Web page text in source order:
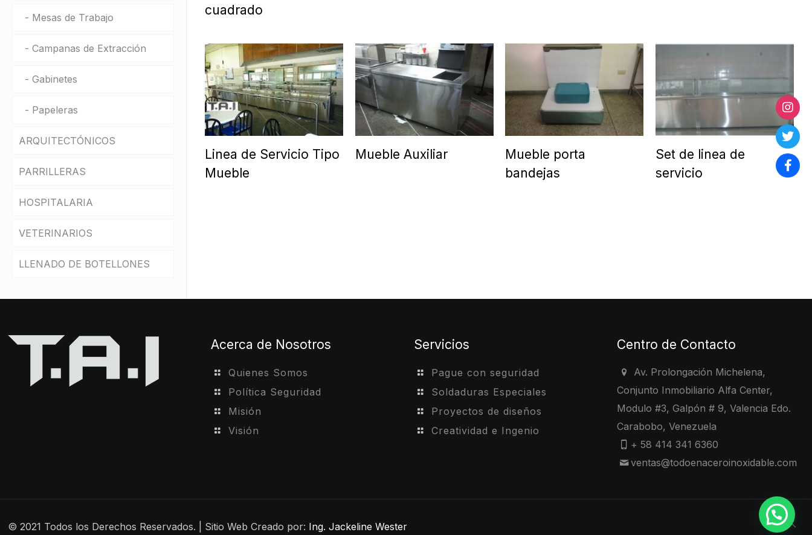
cuadrado
Linea de Servicio Tipo
Mueble
Mueble Auxiliar
Mueble porta
bandejas
Set de linea de
servicio
Mesas de Trabajo
Campanas de Extracción
Gabinetes
Papeleras
ARQUITECTÓNICOS
Especiales
Mesas Modernas
Topes Encimeros
Escritorios y Oficinas
PARRILLERAS
HOSPITALARIA
VETERINARIOS
LLENADO DE BOTELLONES
Acerca de Nosotros
Quienes Somos
Política Seguridad
Misión
Visión
Servicios
Pague con seguridad
Soldaduras Especiales
Proyectos de diseños
Creatividad e Ingenio
Centro de Contacto
Av. Prolongación Michelena,
Conjunto Inmobiliario Alfa Center,
Modulo #3, Galpón # 9, Valencia Edo.
Carabobo, Venezuela
+ 58 414 341 6360
ventas@todoenaceroinoxidable.com
© 2021 Todos los Derechos Reservados. | Sitio Web Creado por: Ing. Jackeline Wester